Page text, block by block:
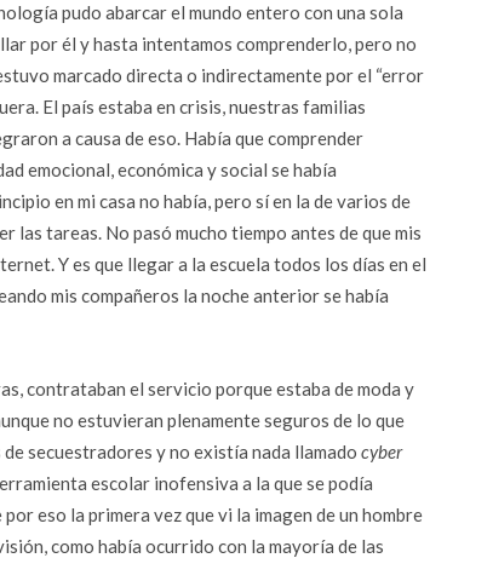
pudo abarcar el mundo entero con una sola
por él y hasta intentamos comprenderlo, pero no
marcado directa o indirectamente por el “error
El país estaba en crisis, nuestras familias
a causa de eso. Había que comprender
emocional, económica y social se había
en mi casa no había, pero sí en la de varios de
las tareas. No pasó mucho tiempo antes de que mis
Y es que llegar a la escuela todos los días en el
mis compañeros la noche anterior se había
contrataban el servicio porque estaba de moda y
no estuvieran plenamente seguros de lo que
secuestradores y no existía nada llamado cyber
escolar inofensiva a la que se podía
eso la primera vez que vi la imagen de un hombre
como había ocurrido con la mayoría de las